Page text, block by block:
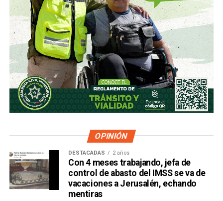
OPINIÓN
DESTACADAS 2 años
Con 4 meses trabajando, jefa de
control de abasto del IMSS se va de
vacaciones a Jerusalén, echando
mentiras